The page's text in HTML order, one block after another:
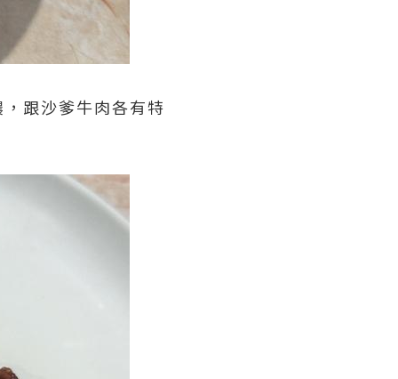
跟沙爹牛肉各有特